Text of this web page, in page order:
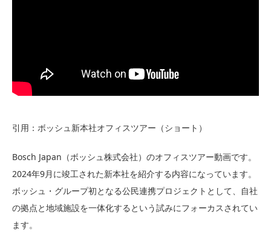
引用：ボッシュ新本社オフィスツアー（ショート）
Bosch Japan（ボッシュ株式会社）のオフィスツアー動画です。
2024年9月に竣工された新本社を紹介する内容になっています。
ボッシュ・グループ初となる公民連携プロジェクトとして、自社
の拠点と地域施設を一体化するという試みにフォーカスされてい
ます。